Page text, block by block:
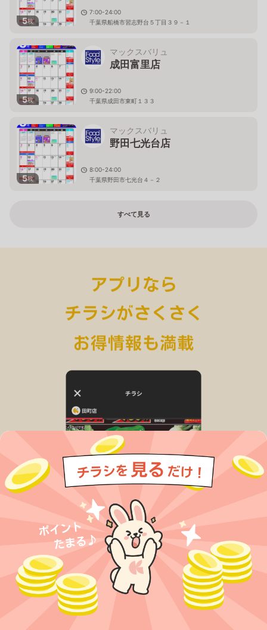
5枚
7:00-24:00
千葉県船橋市習志野台５丁目３９－１
5枚
マックスバリュ
成田富里店
9:00-22:00
千葉県成田市東町１３３
5枚
マックスバリュ
野田七光台店
8:00-24:00
千葉県野田市七光台４－２
すべて見る